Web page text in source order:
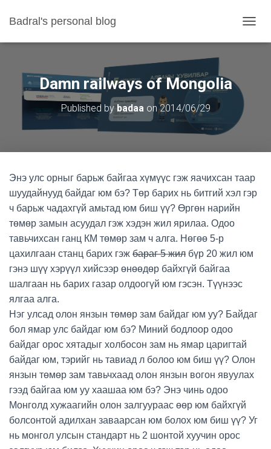
Badral's personal blog
Damn railways of Mongolia
Published bybadaaon2014/06/29
Энэ улс орныг барьж байгаа хүмүүс гэж яачихсан таар
шуудайнууд байдаг юм бэ? Төр барих нь битгий хэл гэр
ч барьж чадахгүй амьтад юм биш үү? Өргөн нарийн
төмөр замын асуудал гэж хэдэн жил ярилаа. Одоо
тавьчихсан ганц КМ төмөр зам ч алга. Нөгөө 5-р
цахилгаан станц барих гэж бараг 5 жил бүр 20 жил юм
гэнэ шүү хэрүүл хийсээр өнөөдөр байхгүй байгаа
шалгаан нь барих газар олдоогүй юм гэсэн. Түүнээс
ялгаа алга.
Нэг улсад олон янзын төмөр зам байдаг юм уу? Байдаг
бол ямар улс байдаг юм бэ? Миний бодлоор одоо
байдаг орос хятадыг холбосон зам нь ямар царигтай
байдаг юм, тэрийг нь тавиад л болоо юм биш үү? Олон
янзын төмөр зам тавьчхаад олон янзын вогон явуулах
гээд байгаа юм уу хаашаа юм бэ? Энэ чинь одоо
Монголд хужаагийн олон залгуураас өөр юм байхгүй
болсонтой адилхан заваарсан юм болох юм биш үү? Уг
нь монгол улсын стандарт нь 2 шонтой хуучин орос